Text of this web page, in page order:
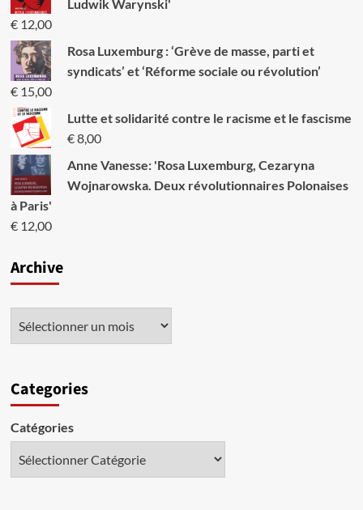
Ludwik Warynski'
€12,00
Rosa Luxemburg : ‘Grève de masse, parti et
syndicats’ et ‘Réforme sociale ou révolution’
€15,00
Lutte et solidarité contre le racisme et le fascisme
€8,00
Anne Vanesse: 'Rosa Luxemburg, Cezaryna
Wojnarowska. Deux révolutionnaires Polonaises
à Paris'
€12,00
Archive
Categories
Catégories